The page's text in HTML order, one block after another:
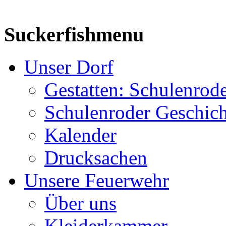
Suckerfishmenu
Unser Dorf
Gestatten:
Schulenroder
Kalender
Drucksachen
Unsere Feuerwehr
Über uns